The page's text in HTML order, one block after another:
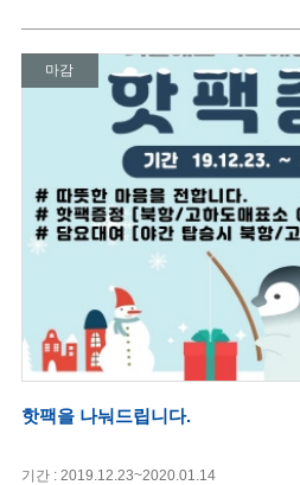
마감
핫팩을 나눠드립니다.
기간 : 2019.12.23~2020.01.14